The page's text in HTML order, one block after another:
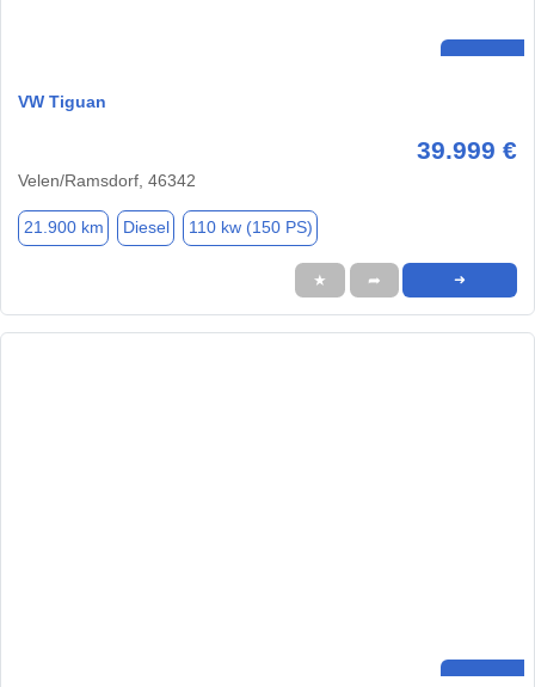
VW Tiguan
39.999 €
Velen/Ramsdorf, 46342
21.900 km Diesel 110 kw (150 PS)
★ ➦ ➜